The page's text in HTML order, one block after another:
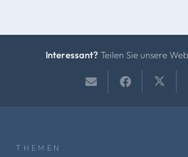
Interessant? Teilen Sie unsere
THEMEN